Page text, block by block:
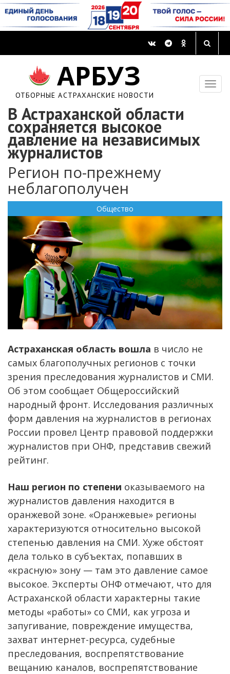
АРБУЗ
ОТБОРНЫЕ АСТРАХАНСКИЕ НОВОСТИ
В Астраханской области
сохраняется высокое
давление на независимых
журналистов
Регион по-прежнему
неблагополучен
Общество
Астраханская область вошла в число не
самых благополучных регионов с точки
зрения преследования журналистов и СМИ.
Об этом сообщает Общероссийский
народный фронт. Исследования различных
форм давления на журналистов в регионах
России провел Центр правовой поддержки
журналистов при ОНФ, представив свежий
рейтинг.
Наш регион по степени оказываемого на
журналистов давления находится в
оранжевой зоне. «Оранжевые» регионы
характеризуются относительно высокой
степенью давления на СМИ. Хуже обстоят
дела только в субъектах, попавших в
«красную» зону — там это давление самое
высокое. Эксперты ОНФ отмечают, что для
Астраханской области характерны такие
методы «работы» со СМИ, как угроза и
запугивание, повреждение имущества,
захват интернет-ресурса, судебные
преследования, воспрепятствование
вещанию каналов, воспрепятствование